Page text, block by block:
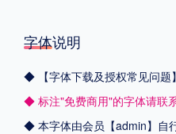
字体说明
◆ 【字体下载及授权常见问题
◆ 标注"免费商用"的字体请联
◆ 本字体由会员【admin】自